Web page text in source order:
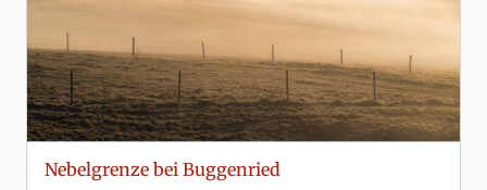
Nebelgrenze bei Buggenried